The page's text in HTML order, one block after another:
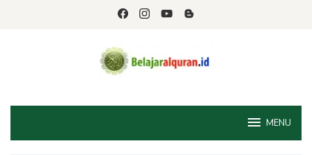
MENU